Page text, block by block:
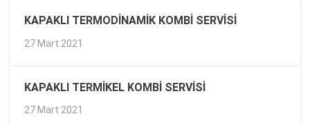
KAPAKLI TERMODINAMIK KOMBI SERVISI
27 Mart 2021
KAPAKLI TERMIKEL KOMBI SERVISI
27 Mart 2021